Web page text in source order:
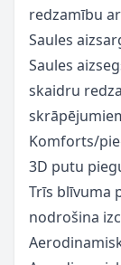
redzamību
Saules
Saules
skaidru
Komforts/
3D putu
Trīs blīvuma
nodrošina